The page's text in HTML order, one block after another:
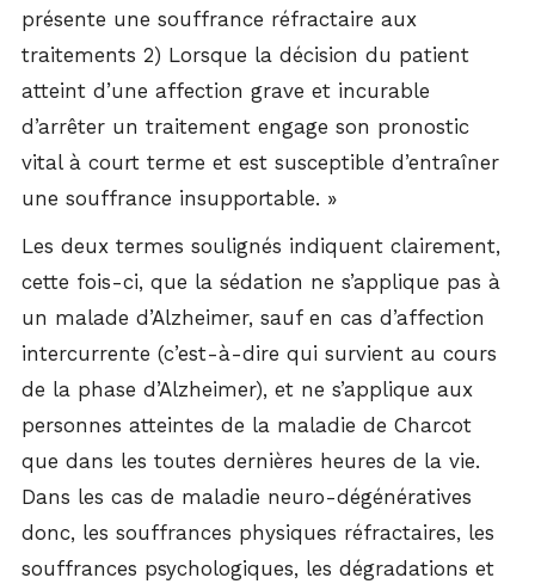
présente une souffrance réfractaire aux
traitements 2) Lorsque la décision du patient
atteint d’une affection grave et incurable
d’arrêter un traitement engage son pronostic
vital à court terme et est susceptible d’entraîner
une souffrance insupportable. »
Les deux termes soulignés indiquent clairement,
cette fois-ci, que la sédation ne s’applique pas à
un malade d’Alzheimer, sauf en cas d’affection
intercurrente (c’est-à-dire qui survient au cours
de la phase d’Alzheimer), et ne s’applique aux
personnes atteintes de la maladie de Charcot
que dans les toutes dernières heures de la vie.
Dans les cas de maladie neuro-dégénératives
donc, les souffrances physiques réfractaires, les
souffrances psychologiques, les dégradations et